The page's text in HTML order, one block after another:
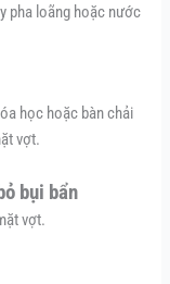
pha loãng hoặc nước
học hoặc bàn chải
vợt.
bụi bẩn
vợt.